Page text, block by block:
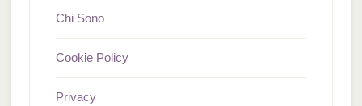
Chi Sono
Cookie Policy
Privacy